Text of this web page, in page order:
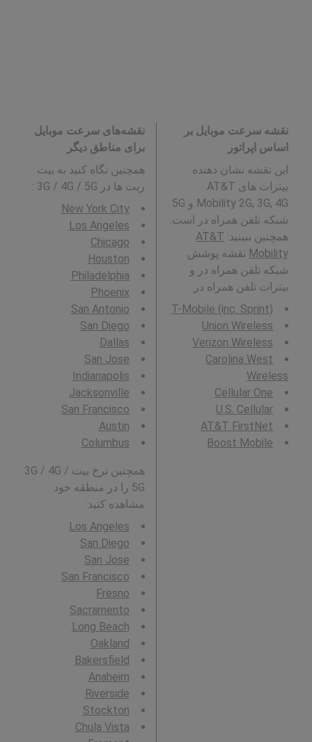
نقشه سرعت موبایل بر
اساس اپراتور
این نقشه نشان دهنده
بیترات های AT&T
Mobility 2G, 3G, 4G و 5G
شبکه تلفن همراه در است.
همچنین ببینید: AT&T
Mobility نقشه پوشش
شبکه تلفن همراه در و
بیترات تلفن همراه در .
T-Mobile (inc. Sprint)
Union Wireless
Verizon Wireless
Carolina West
Wireless
Cellular One
U.S. Cellular
AT&T FirstNet
Boost Mobile
نقشه‌های سرعت موبایل
برای مناطق دیگر
همچنین نگاه کنید به بیت
ریت ها در 3G / 4G / 5G
:
New York City
Los Angeles
Chicago
Houston
Philadelphia
Phoenix
San Antonio
San Diego
Dallas
San Jose
Indianapolis
Jacksonville
San Francisco
Austin
Columbus
همچنین نرخ بیت 3G / 4G /
5G را در منطقه خود
مشاهده کنید:
Los Angeles
San Diego
San Jose
San Francisco
Fresno
Sacramento
Long Beach
Oakland
Bakersfield
Anaheim
Riverside
Stockton
Chula Vista